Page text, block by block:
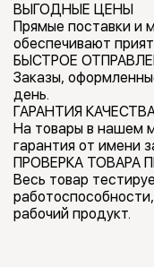
ВЫГОДНЫЕ ЦЕНЫ
Прямые поставки и
обеспечивают
БЫСТРОЕ
Заказы,
день.
ГАРАНТИЯ
На товары в нашем
гарантия от имени
ПРОВЕРКА ТОВАРА
Весь товар
рабочий продукт.